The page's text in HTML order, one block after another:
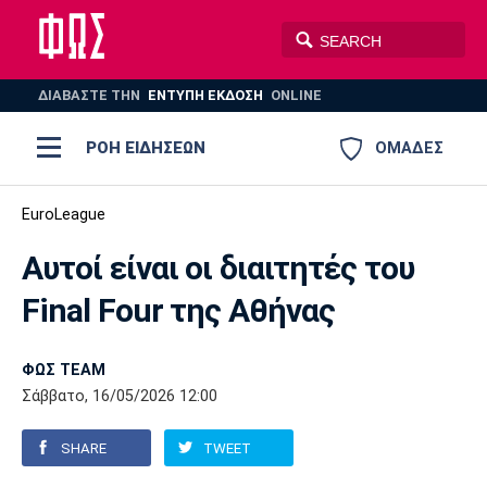
ΔΙΑΒΑΣΤΕ THN ΕΝΤΥΠΗ ΕΚΔΟΣΗ ONLINE
ΟΜΑΔΕΣ
ΡΟΗ ΕΙΔΗΣΕΩΝ
ΠΟΔΟΣΦΑΙΡΟ
AUTO-MOTO
Ποδόσφαιρο
Super League 1
Super League 2
Γ Εθνική
Ελλάδα
Μπάσκετ
Ελλάδα
Εθνική
EuroLeague
Ολυμπιακοί Αγώνες
Βόλεϊ
Πόλο
Ολυμπιακός ΑΕΚ ΠΑΟΚ
Παναθηναϊκός Ατρόμητος
EuroLeague
Αυτοί είναι οι διαιτητές του
Final Four της Αθήνας
ΦΩΣ TEAM
Σάββατο, 16/05/2026 12:00
SHARE TWEET